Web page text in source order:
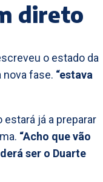
direto
o estado da
nova fase. “estava
estará já a preparar
“Acho que vão
ser o Duarte